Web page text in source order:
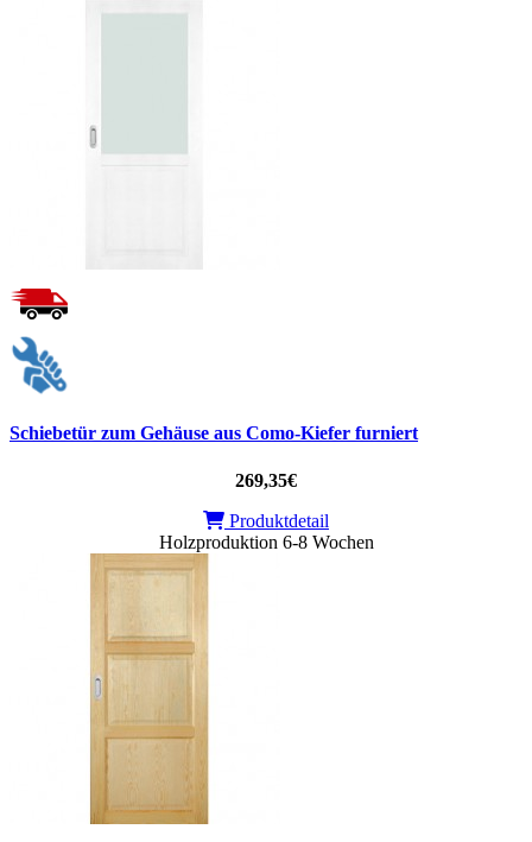
Schiebetür zum Gehäuse aus Como-Kiefer furniert
269,35€
Produktdetail
Holzproduktion 6-8 Wochen